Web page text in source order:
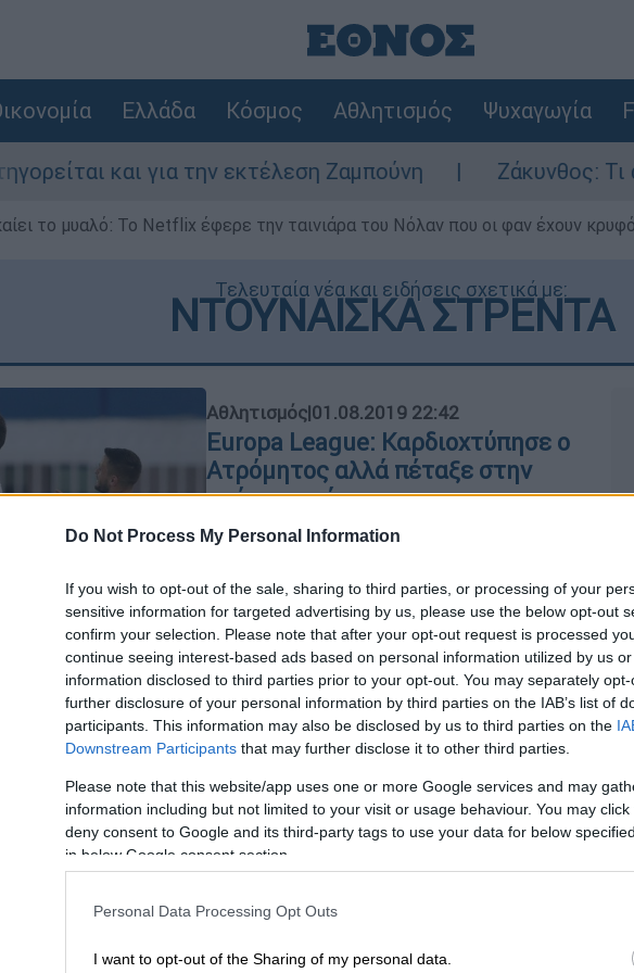
Do Not Process My Personal Information
If you wish to opt-out of the sale, sharing to third parties, or processing of your
sensitive information for targeted advertising by us, please use the below opt-out
confirm your selection. Please note that after your opt-out request is processed
continue seeing interest-based ads based on personal information utilized by us
information disclosed to third parties prior to your opt-out. You may separately
further disclosure of your personal information by third parties on the IAB’s list of
participants. This information may also be disclosed by us to third parties on the
Downstream Participants that may further disclose it to other third parties.
Please note that this website/app uses one or more Google services and may
information including but not limited to your visit or usage behaviour. You may
deny consent to Google and its third-party tags to use your data for below
in below Google consent section.
Personal Data Processing Opt Outs
I want to opt-out of the Sharing of my personal data.
Ελλάδα Κόσμος Αθλητισμός Ψυχαγωγία
και για την εκτέλεση Ζαμπούνη Ζάκυνθος: Τι
το μυαλό: Το Netflix έφερε την ταινιάρα του Νόλαν που οι φαν έχουν
Τελευταία νέα και ειδήσεις σχετικά με:
ΝΤΟΥΝΑΙΣΚΑ ΣΤΡΕΝΤΑ
Αθλητισμός|01.08.2019 22:42
Europa League: Καρδιοχτύπησε ο
Ατρόμητος αλλά πέταξε στην
επόμενη φάση
Η Λέγκια Βαρσοβίας θα αποτελέσει
του Περιστερίου
Αθλητισμός 01.08.2019 12:12
Europa League: Ωρα πρόκρισης για
Αρη και Ατρόμητο
Μοναδικός στόχος για Αρη και
Ατρόμητο να σφραγίσουν την
πρόκρισή τους στον τρίτο
προκριματικό γύρο του Europa
League κόντρα σε ΑΕ Λεμεσού και